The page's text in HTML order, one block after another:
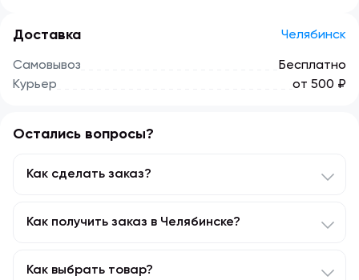
Доставка Челябинск
Самовывоз
Бесплатно
Курьер
от 500 ₽
Остались вопросы?
Как сделать заказ?
поисковика нужный товар.
Перейти в корзину и оформить заказ.
Как получить заказ в Челябинске?
Как выбрать товар?